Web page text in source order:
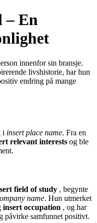
– En
innenfor sin bransje.
livshistorie, har hun
endring på mange
i insert place name. Fra en
relevant interests og ble
field of study , begynte
name. Hun utmerket
insert occupation , og har
påvirke samfunnet positivt.